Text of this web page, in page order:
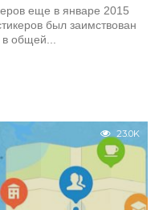
еще в январе 2015
был заимствован
общей...
23.0K